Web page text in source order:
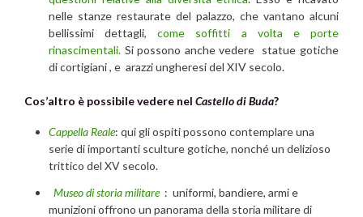
nelle stanze restaurate del palazzo, che vantano alcuni
bellissimi dettagli,come soffitti a volta e porte
rinascimentali. Si possono anche vedere statue gotiche
di cortigiani , e arazzi ungheresi del XIV secolo.
Cos’altro è possibile vedere nel Castello di Buda?
Cappella Reale: qui gli ospiti possono contemplare una
serie di importanti sculture gotiche, nonché un delizioso
trittico del XV secolo.
Museo di storia militare : uniformi, bandiere, armi e
munizioni offrono un panorama della storia militare di